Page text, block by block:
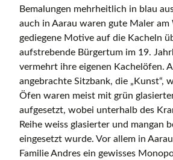
Bemalungen mehrheitlich in blau
auch in Aarau waren gute Maler am
gediegene Motive auf die Kacheln
aufstrebende Bürgertum im 19.
vermehrt ihre eigenen Kachelöfen.
angebrachte Sitzbank, die „Kunst“,
Öfen waren meist mit grün
aufgesetzt, wobei unterhalb des
Reihe weiss glasierter und mangan
eingesetzt wurde. Vor allem in
Familie Andres ein gewisses